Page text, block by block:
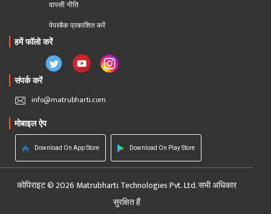
वापसी नीति
पेपरबैक प्रकाशित करें
हमें फॉलो करें
संपर्क करें
info@matrubharti.com
मोबाइल ऐप
Download On App Store Download On Play Store
कोपिराइट © 2026 Matrubharti Technologies Pvt. Ltd. सभी अधिकार
सुरक्षित हैं